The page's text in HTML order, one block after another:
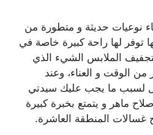
نوعيات حديثة و متطورة من
توفر لها راحة كبيرة خاصة في
الملابس الشيء الذي
من الوقت و العناء، وعند
لسبب ما يجب عليك سيدتي
ماهر و يتمتع بخبرة كبيرة
غسالات المنطقة العاشرة.